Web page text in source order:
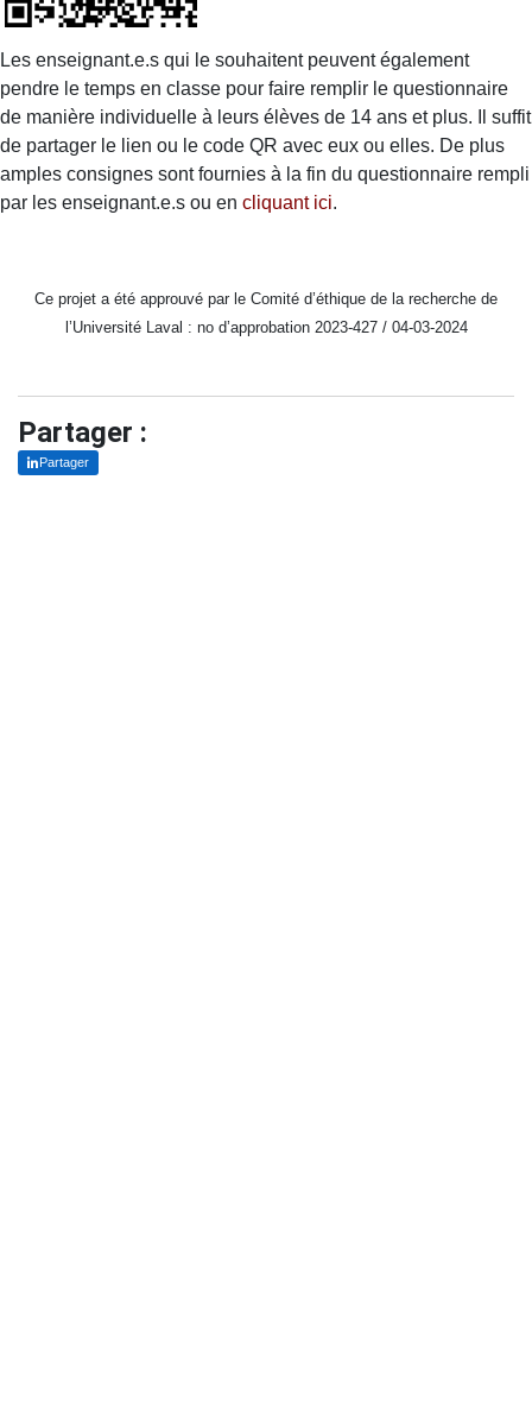
Les enseignant.e.s qui le souhaitent peuvent également
pendre le temps en classe pour faire remplir le questionnaire
de manière individuelle à leurs élèves de 14 ans et plus. Il suffit
de partager le lien ou le code QR avec eux ou elles. De plus
amples consignes sont fournies à la fin du questionnaire rempli
par les enseignant.e.s ou en cliquant ici.
Ce projet a été approuvé par le Comité d’éthique de la recherche de
l’Université Laval : no d’approbation 2023-427 / 04-03-2024
Partager :
Partager